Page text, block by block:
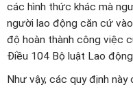
các hình thức khác mà
người lao động căn cứ
độ hoàn thành công việc
Điều 104 Bộ luật Lao
Như vậy, các quy định